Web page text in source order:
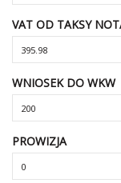
VAT OD TAKSY
WNIOSEK DO WKW
PROWIZJA